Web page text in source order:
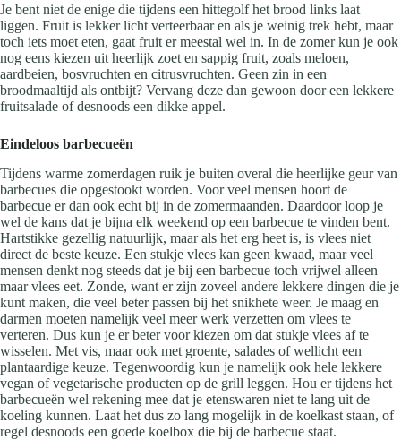
Je bent niet de enige die tijdens een hittegolf het brood links laat
liggen. Fruit is lekker licht verteerbaar en als je weinig trek hebt, maar
toch iets moet eten, gaat fruit er meestal wel in. In de zomer kun je ook
nog eens kiezen uit heerlijk zoet en sappig fruit, zoals meloen,
aardbeien, bosvruchten en citrusvruchten. Geen zin in een
broodmaaltijd als ontbijt? Vervang deze dan gewoon door een lekkere
fruitsalade of desnoods een dikke appel.
Eindeloos barbecueën
Tijdens warme zomerdagen ruik je buiten overal die heerlijke geur van
barbecues die opgestookt worden. Voor veel mensen hoort de
barbecue er dan ook echt bij in de zomermaanden. Daardoor loop je
wel de kans dat je bijna elk weekend op een barbecue te vinden bent.
Hartstikke gezellig natuurlijk, maar als het erg heet is, is vlees niet
direct de beste keuze. Een stukje vlees kan geen kwaad, maar veel
mensen denkt nog steeds dat je bij een barbecue toch vrijwel alleen
maar vlees eet. Zonde, want er zijn zoveel andere lekkere dingen die je
kunt maken, die veel beter passen bij het snikhete weer. Je maag en
darmen moeten namelijk veel meer werk verzetten om vlees te
verteren. Dus kun je er beter voor kiezen om dat stukje vlees af te
wisselen. Met vis, maar ook met groente, salades of wellicht een
plantaardige keuze. Tegenwoordig kun je namelijk ook hele lekkere
vegan of vegetarische producten op de grill leggen. Hou er tijdens het
barbecueën wel rekening mee dat je etenswaren niet te lang uit de
koeling kunnen. Laat het dus zo lang mogelijk in de koelkast staan, of
regel desnoods een goede koelbox die bij de barbecue staat.